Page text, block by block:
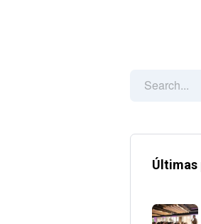
Últimas